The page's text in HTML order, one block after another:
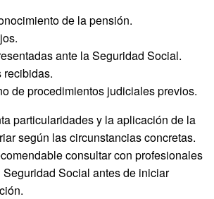
de la pensión.
ante la Seguridad Social.
recibidas.
de procedimientos judiciales previos.
particularidades y la aplicación de la
según las circunstancias concretas.
consultar con profesionales
Social antes de iniciar